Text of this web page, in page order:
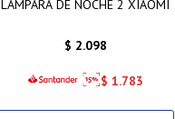
LAMPARA DE NOCHE 2 XIAOMI
$ 2.098
$ 1.783